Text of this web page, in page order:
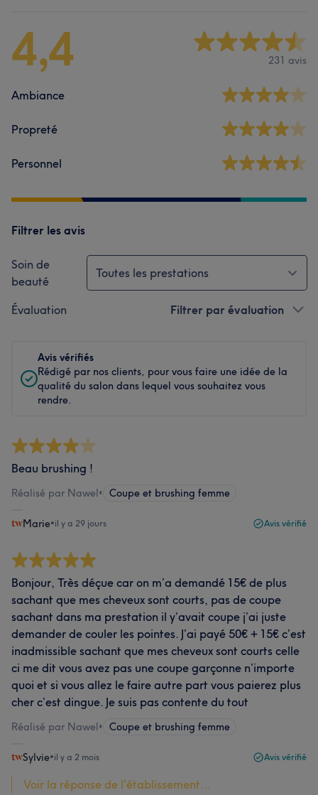
4,4 231 avis
Ambiance
Propreté
Personnel
Filtrer les avis
Soin de
beauté
Toutes les prestations
Évaluation Filtrer par évaluation
Avis vérifiés
Rédigé par nos clients, pour vous faire une idée de la
qualité du salon dans lequel vous souhaitez vous
rendre.
Beau brushing !
Réalisé par Nawel• Coupe et brushing femme
Marie•il y a 29 jours Avis vérifié
Bonjour, Très déçue car on m’a demandé 15€ de plus
sachant que mes cheveux sont courts, pas de coupe
sachant dans ma prestation il y’avait coupe j’ai juste
demander de couler les pointes. J’ai payé 50€ + 15€ c’est
inadmissible sachant que mes cheveux sont courts celle
ci me dit vous avez pas une coupe garçonne n’importe
quoi et si vous allez le faire autre part vous paierez plus
cher c’est dingue. Je suis pas contente du tout
Réalisé par Nawel• Coupe et brushing femme
Sylvie•il y a 2 mois Avis vérifié
Voir la réponse de l'établissement...